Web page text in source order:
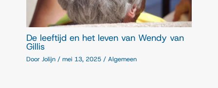
De leeftijd en het leven van Wendy van
Gillis
Door Jolijn /mei 13, 2025 /Algemeen